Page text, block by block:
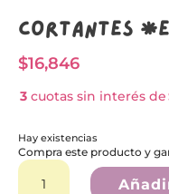
Cortantes
$16,846
3 cuotas sin interés de
Hay existencias
Compra este producto y
Cortantes
*ESTRELLAS*